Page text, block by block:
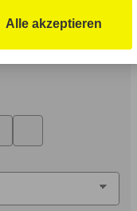
Alle akzeptieren